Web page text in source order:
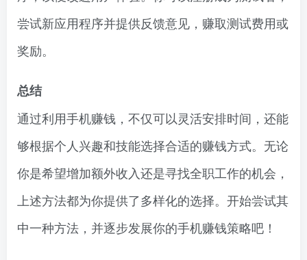
尝试新应用程序并提供反馈意见，赚取测试费用或
奖励。
总结
通过利用手机赚钱，不仅可以灵活安排时间，还能
够根据个人兴趣和技能选择合适的赚钱方式。无论
你是希望增加额外收入还是寻找全职工作的机会，
上述方法都为你提供了多样化的选择。开始尝试其
中一种方法，并逐步发展你的手机赚钱策略吧！